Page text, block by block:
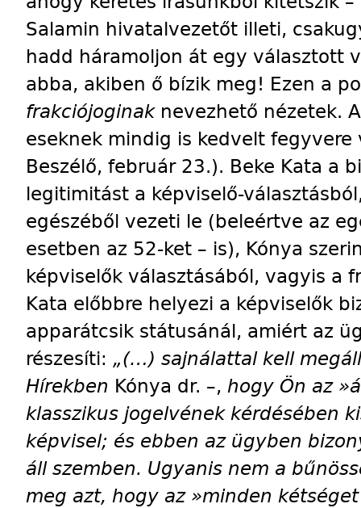
Salamin hivatalvezetőt illeti,
hadd háramoljon át egy választott
abba, akiben ő bízik meg! Ezen a
frakciójoginak nevezhető nézetek.
eseknek mindig is kedvelt
Beszélő, február 23.). Beke Kata a
legitimitást a képviselő-
egészéből vezeti le (beleértve az
esetben az 52-ket – is), Kónya
képviselők választásából, vagyis a
Kata előbbre helyezi a képviselők
apparátcsik státusánál, amiért az
részesíti: „(…) sajnálattal kell
Hírekben Kónya dr. –, hogy Ön az
klasszikus jogelvének kérdésében
képvisel; és ebben az ügyben
áll szemben. Ugyanis nem a
meg azt, hogy az »minden